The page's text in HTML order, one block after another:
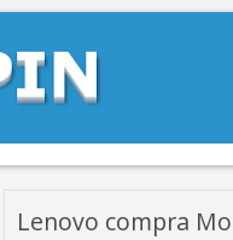
Lenovo compra